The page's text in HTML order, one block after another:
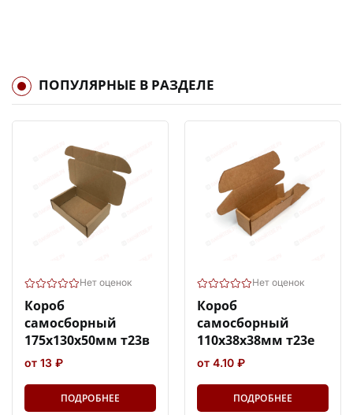
ПОПУЛЯРНЫЕ В РАЗДЕЛЕ
Нет оценок
Короб
самосборный
175х130х50мм т23в
от 13 ₽
ПОДРОБНЕЕ
Нет оценок
Короб
самосборный
110х38х38мм т23е
от 4.10 ₽
ПОДРОБНЕЕ